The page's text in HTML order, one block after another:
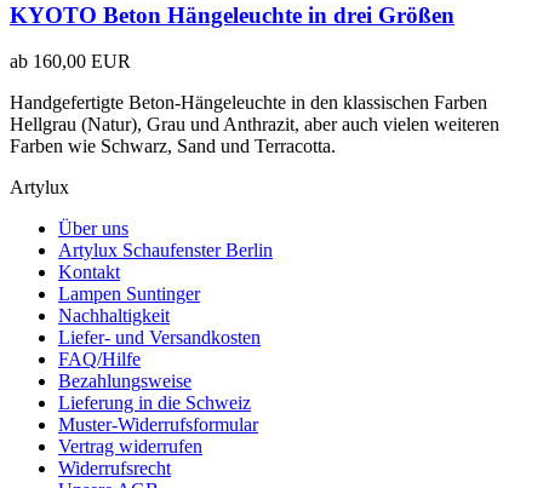
KYOTO Beton Hängeleuchte in drei Größen
ab 160,00 EUR
Handgefertigte Beton-Hängeleuchte in den klassischen Farben
Hellgrau (Natur), Grau und Anthrazit, aber auch vielen weiteren
Farben wie Schwarz, Sand und Terracotta.
Artylux
Über uns
Artylux Schaufenster Berlin
Kontakt
Lampen Suntinger
Nachhaltigkeit
Liefer- und Versandkosten
FAQ/Hilfe
Bezahlungsweise
Lieferung in die Schweiz
Muster-Widerrufsformular
Vertrag widerrufen
Widerrufsrecht